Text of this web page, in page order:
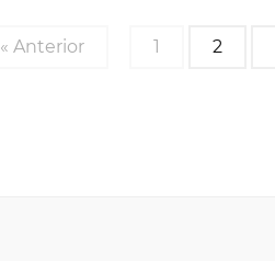
« Anterior 1 2